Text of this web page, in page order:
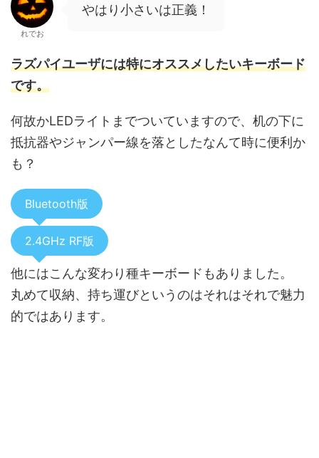
れでお
やはり小さいは正義！
ラズパイユーザには特にオススメしたいキーボード
です。
何故かLEDライトまでついていますので、机の下に
抵抗器やジャンパー線を落としたなんて時に便利か
も？
Bluetooth版
2.4GHz RF版
他にはこんな変わり種キーボードもありました。
丸めて収納、持ち運びというのはそれはそれで魅力
的ではあります。